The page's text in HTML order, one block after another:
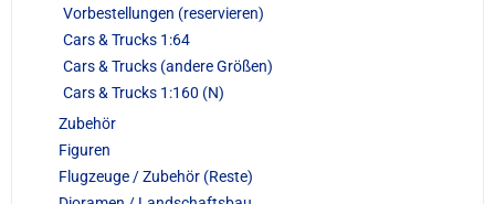
Vorbestellungen (reservieren)
Cars & Trucks 1:64
Cars & Trucks (andere Größen)
Cars & Trucks 1:160 (N)
Zubehör
Figuren
Flugzeuge / Zubehör (Reste)